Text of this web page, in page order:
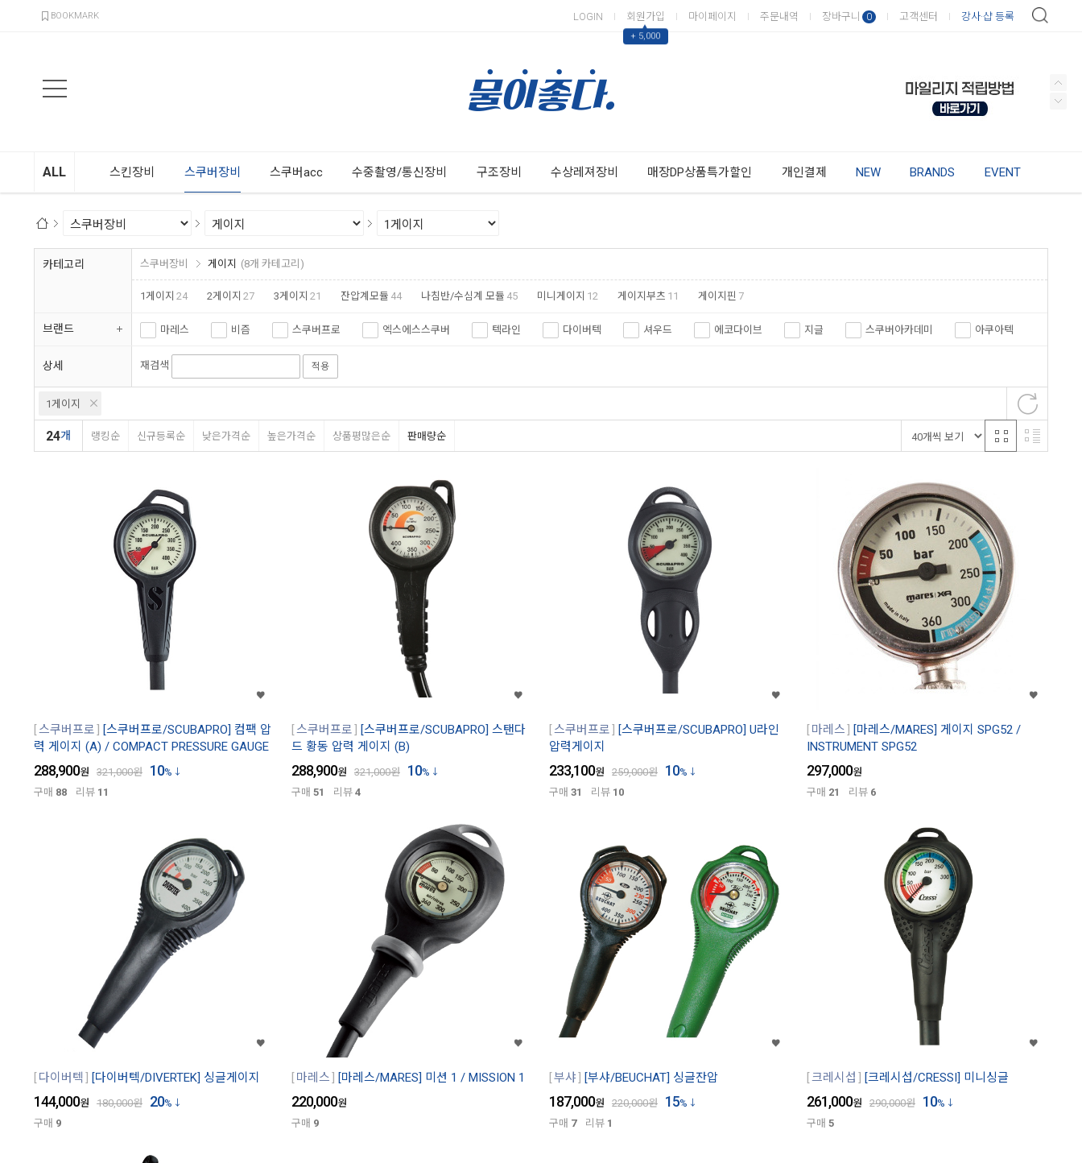
BOOKMARK LOGIN 회원가입
▲
+ 5,000
마이페이지 주문내역 장바구니 0 고객센터 강사·샵 등록
ALL 스킨장비 스쿠버장비 스쿠버acc 수중촬영/통신장비 구조장비 수상레져장비 매장DP상품특가할인 개인결제 NEW BRANDS EVENT
카테고리 스쿠버장비 게이지 (8개 카테고리)
1게이지 24 2게이지 27 3게이지 21 잔압계모듈 44 나침반/수심계 모듈 45 미니게이지 12 게이지부츠 11 게이지핀 7
브랜드 마레스 비즘 스쿠버프로 엑스에스스쿠버 텍라인 다이버텍 셔우드 에코다이브 지글 스쿠버아카데미 아쿠아텍
아쿠아렁 크레시섭 부샤
상세 재검색 적용
1게이지
24개 랭킹순 신규등록순 낮은가격순 높은가격순 상품평많은순 판매량순
스쿠버프로
[스쿠버프로/SCUBAPRO] 컴팩 압
력 게이지 (A) / COMPACT PRESSURE GAUGE
288,900원 321,000원 10%
구매 88 리뷰 11
스쿠버프로
[스쿠버프로/SCUBAPRO] 스탠다
드 황동 압력 게이지 (B)
288,900원 321,000원 10%
구매 51 리뷰 4
스쿠버프로
[스쿠버프로/SCUBAPRO] U라인
압력게이지
233,100원 259,000원 10%
구매 31 리뷰 10
마레스
[마레스/MARES] 게이지 SPG52 /
INSTRUMENT SPG52
297,000원
구매 21 리뷰 6
다이버텍 [다이버텍/DIVERTEK] 싱글게이지
144,000원 180,000원 20%
구매 9
마레스 [마레스/MARES] 미션 1 / MISSION 1
220,000원
구매 9
부샤 [부샤/BEUCHAT] 싱글잔압
187,000원 220,000원 15%
구매 7 리뷰 1
크레시섭 [크레시섭/CRESSI] 미니싱글
261,000원 290,000원 10%
구매 5